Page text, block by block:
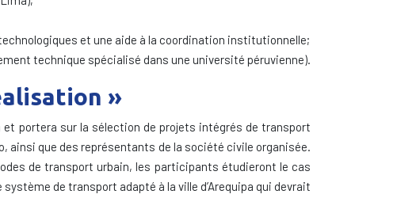
et une aide à la coordination institutionnelle;
technique spécialisé dans une université péruvienne).
»
et portera sur la sélection de projets intégrés de transport
ainsi que des représentants de la société civile organisée.
de transport urbain, les participants étudieront le cas
de transport adapté à la ville d’Arequipa qui devrait